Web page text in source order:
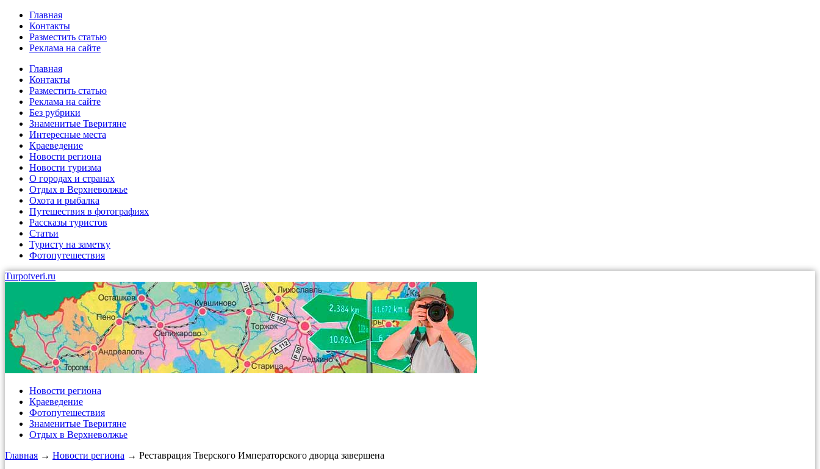
Главная
Контакты
Разместить статью
Реклама на сайте
Главная
Контакты
Разместить статью
Реклама на сайте
Без рубрики
Знаменитые Тверитяне
Интересные места
Краеведение
Новости региона
Новости туризма
О городах и странах
Отдых в Верхневолжье
Охота и рыбалка
Путешествия в фотографиях
Рассказы туристов
Статьи
Туристу на заметку
Фотопутешествия
Turpotveri.ru
Новости региона
Краеведение
Фотопутешествия
Знаменитые Тверитяне
Отдых в Верхневолжье
Главная → Новости региона → Реставрация Тверского Императорского дворца завершена